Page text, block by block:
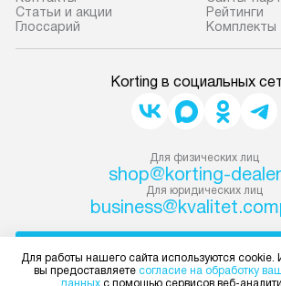
Статьи и акции
Глоссарий
Рейтинги
Комплекты
Korting в социальных
Для физических лиц
shop@korting-
Для юридических лиц
Для работы нашего сайта используются cookie.
вы предоставляете согласие на обработку
данных с помощью сервисов веб-